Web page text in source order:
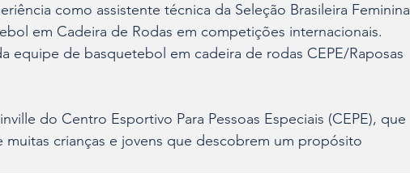
como assistente técnica da Seleção Brasileira Feminina
em Cadeira de Rodas em competições internacionais.
equipe de basquetebol em cadeira de rodas CEPE/Raposas
do Centro Esportivo Para Pessoas Especiais (CEPE), que
muitas crianças e jovens que descobrem um propósito